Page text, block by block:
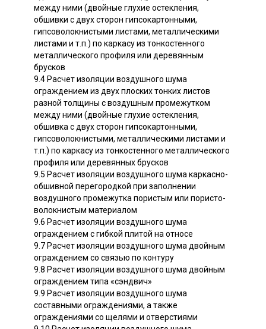
между ними (двойные глухие остекления,
обшивки с двух сторон гипсокартонными,
гипсоволокнистыми листами, металлическими
листами и т.п.) по каркасу из тонкостенного
металлического профиля или деревянным
брусков
9.4 Расчет изоляции воздушного шума
ограждением из двух плоских тонких листов
разной толщины с воздушным промежутком
между ними (двойные глухие остекления,
обшивка с двух сторон гипсокартонными,
гипсоволокнистыми, металлическими листами и
т.п.) по каркасу из тонкостенного металлического
профиля или деревянных брусков
9.5 Расчет изоляции воздушного шума каркасно-
обшивной перегородкой при заполнении
воздушного промежутка пористым или пористо-
волокнистым материалом
9.6 Расчет изоляции воздушного шума
ограждением с гибкой плитой на относе
9.7 Расчет изоляции воздушного шума двойным
ограждением со связью по контуру
9.8 Расчет изоляции воздушного шума двойным
ограждением типа «сэндвич»
9.9 Расчет изоляции воздушного шума
составными ограждениями, а также
ограждениями со щелями и отверстиями